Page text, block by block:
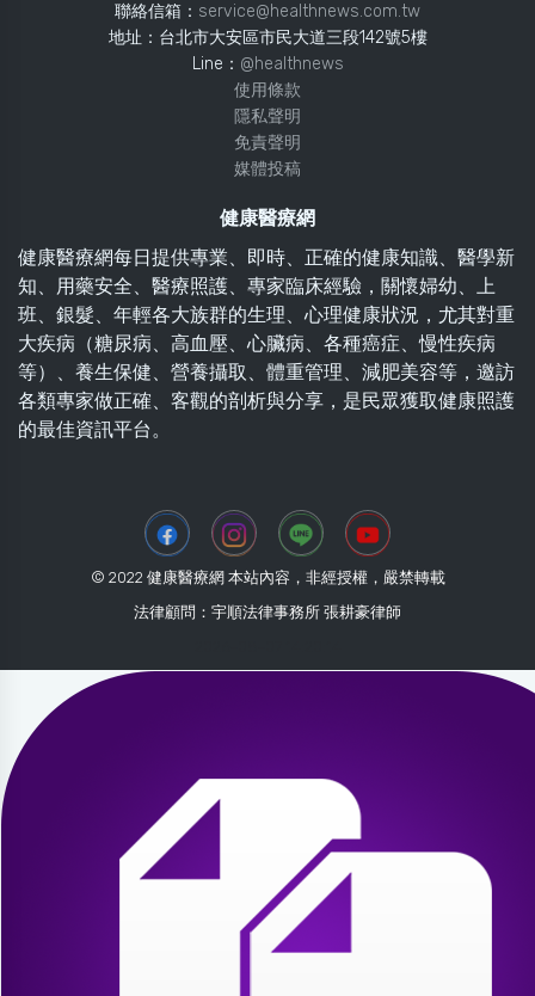
聯絡信箱： service@healthnews.com.tw
地址：台北市大安區市民大道三段142號5樓
Line： @healthnews
使用條款
隱私聲明
免責聲明
媒體投稿
健康醫療網
健康醫療網每日提供專業、即時、正確的健康知識、醫學新
知、用藥安全、醫療照護、專家臨床經驗，關懷婦幼、上
班、銀髮、年輕各大族群的生理、心理健康狀況，尤其對重
大疾病（糖尿病、高血壓、心臟病、各種癌症、慢性疾病
等）、養生保健、營養攝取、體重管理、減肥美容等，邀訪
各類專家做正確、客觀的剖析與分享，是民眾獲取健康照護
的最佳資訊平台。
© 2022 健康醫療網 本站內容，非經授權，嚴禁轉載
法律顧問：宇順法律事務所 張耕豪律師